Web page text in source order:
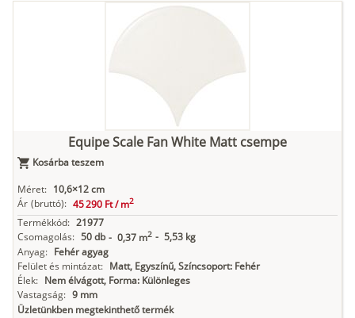
Equipe Scale Fan White Matt csempe
Kosárba teszem
Méret: 10,6×12 cm
Ár (bruttó): 45 290 Ft /m2
Termékkód: 21977
Csomagolás: 50 db - 0,37 m2 - 5,53 kg
Anyag: Fehér agyag
Felület és mintázat: Matt, Egyszínű, Színcsoport: Fehér
Élek: Nem élvágott, Forma: Különleges
Vastagság: 9 mm
Üzletünkben megtekinthető termék